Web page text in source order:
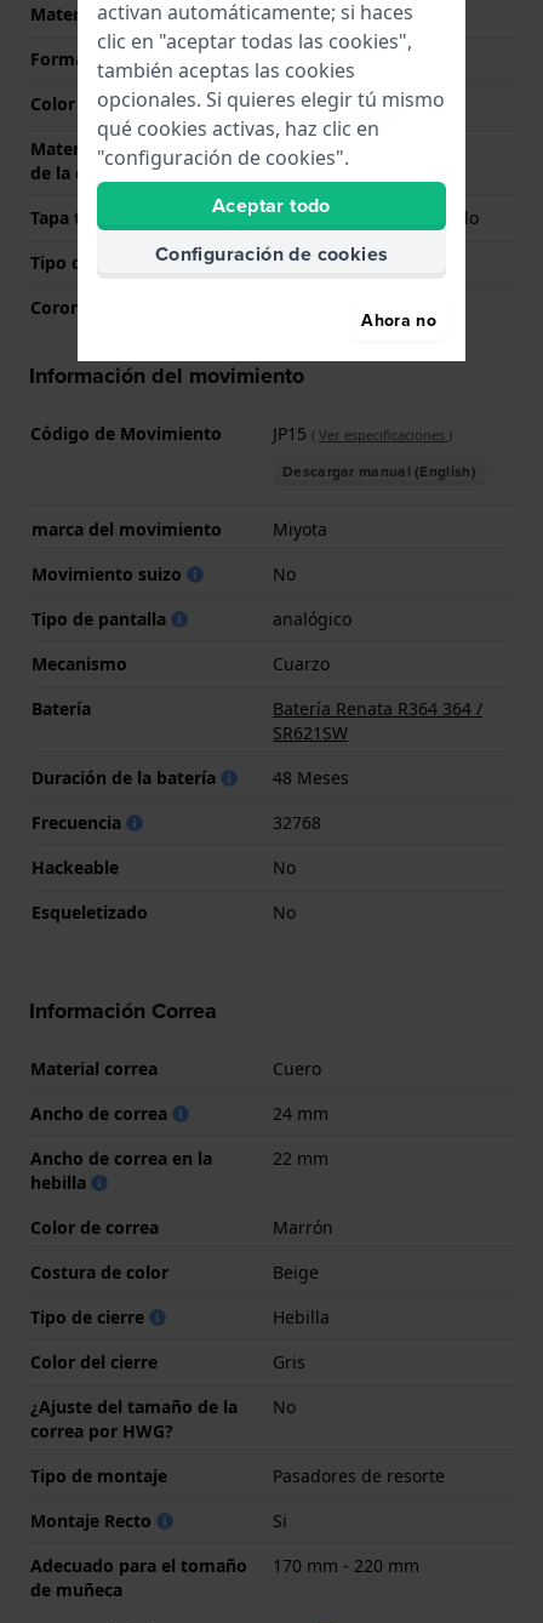
Material
Aluminio
Forma del reloj
Redondo
Color de la caja
Bronce
Material de la parte trasera
de la caja
Acero inoxidable
Tapa trasera
Fondo de caja atornillado
Tipo de cristal
Mineral
Corona
Información del movimiento
Código de Movimiento JP15 ( Ver especificaciones )
Descargar manual (English)
marca del movimiento
Miyota
Movimiento suizo
No
Tipo de pantalla
analógico
Mecanismo
Cuarzo
Batería
Batería Renata R364 364 /
SR621SW
Duración de la batería
48 Meses
Frecuencia
32768
Hackeable
No
Esqueletizado
No
Información Correa
Material correa
Cuero
Ancho de correa
24 mm
Ancho de correa en la
hebilla
22 mm
Color de correa
Marrón
Costura de color
Beige
Tipo de cierre
Hebilla
Color del cierre
Gris
¿Ajuste del tamaño de la
correa por HWG?
No
Tipo de montaje
Pasadores de resorte
Montaje Recto
Si
Adecuado para el tomaño
de muñeca
170 mm - 220 mm
activan automáticamente; si haces
clic en "aceptar todas las cookies",
también aceptas las cookies
opcionales. Si quieres elegir tú mismo
qué cookies activas, haz clic en
"configuración de cookies".
Aceptar todo
Configuración de cookies
Ahora no